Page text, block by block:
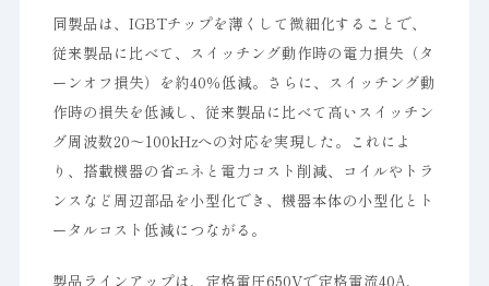
同製品は、IGBTチップを薄くして微細化することで、
従来製品に比べて、スイッチング動作時の電力損失（タ
ーンオフ損失）を約40％低減。さらに、スイッチング動
作時の損失を低減し、従来製品に比べて高いスイッチン
グ周波数20～100kHzへの対応を実現した。これによ
り、搭載機器の省エネと電力コスト削減、コイルやトラ
ンスなど周辺部品を小型化でき、機器本体の小型化とト
ータルコスト低減につながる。
製品ラインアップは、定格電圧650Vで定格電流40A、